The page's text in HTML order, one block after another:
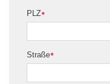
*
PLZ
*
Straße